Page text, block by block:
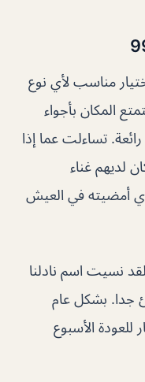
مناسب لأي نوع
المكان بأجواء
تساءلت عما إذا
لديهم غناء
أمضيته في العيش
نسيت اسم نادلنا
جدا. بشكل عام
للعودة الأسبوع